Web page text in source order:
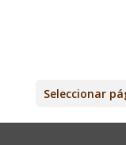
Seleccionar